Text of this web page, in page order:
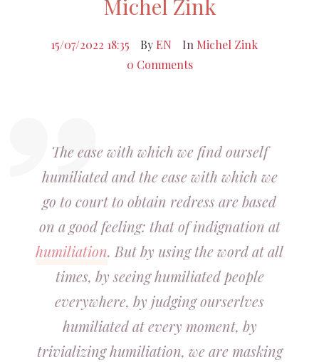
Michel Zink
15/07/2022 18:35 By EN In Michel Zink
0 Comments
The ease with which we find ourself
humiliated and the ease with which we
go to court to obtain redress are based
on a good feeling: that of indignation at
humiliation. But by using the word at all
times, by seeing humiliated people
everywhere, by judging ourserlves
humiliated at every moment, by
trivializing humiliation, we are masking